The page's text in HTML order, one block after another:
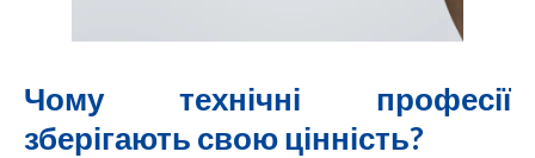
Чому технічні професії
зберігають свою цінність?